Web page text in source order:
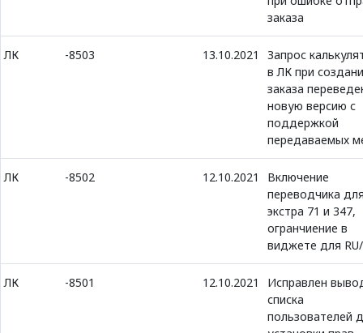
заказа
ЛК -8503 13.10.2021
Запрос
в ЛК при
заказа
новую версию с
поддержкой
передаваемых
ЛК -8502 12.10.2021
Включение
переводчика
экстра 71 и 347,
огранчиение в
виджете для
ЛК -8501 12.10.2021
Исправлен
списка
пользователей